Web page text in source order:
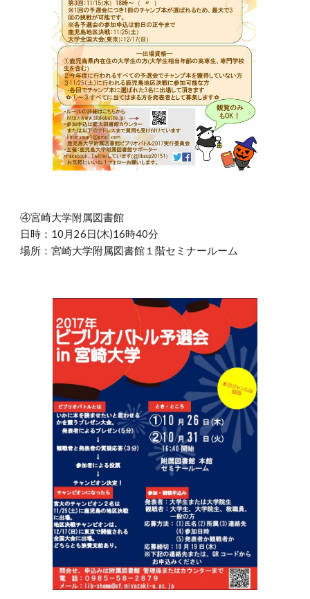
④宮崎大学附属図書館
日時：10月26日(木)16時40分
場所：宮崎大学附属図書館１階セミナールーム